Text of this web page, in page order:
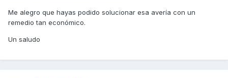
Muchas gracias en especial a @Tiritos
que gracias a su
guía pude instalarlo con éxito!!
Me alegro que hayas podido solucionar esa avería con un
remedio tan económico.
Un saludo